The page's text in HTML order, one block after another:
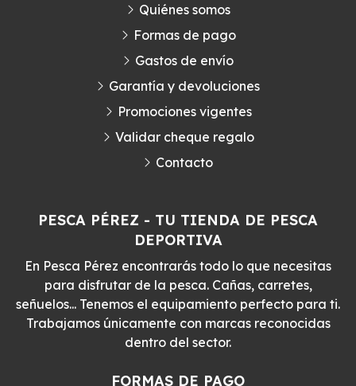
PESCA PÉREZ - TU TIENDA DE PESCA
DEPORTIVA
En Pesca Pérez encontrarás todo lo que necesitas
para disfrutar de la pesca. Cañas, carretes,
señuelos... Tenemos el equipamiento perfecto para ti.
Trabajamos únicamente con marcas reconocidas
dentro del sector.
FORMAS DE PAGO
Quiénes somos
Formas de pago
Gastos de envío
Garantía y devoluciones
Promociones vigentes
Validar cheque regalo
Contacto